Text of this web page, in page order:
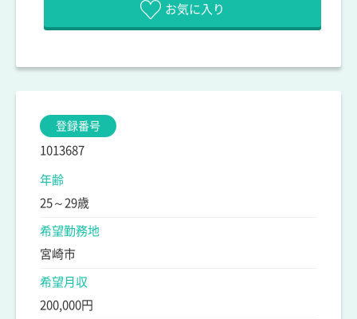
お気に入り
登録番号
1013687
年齢
25～29歳
希望勤務地
宮崎市
希望月収
200,000円